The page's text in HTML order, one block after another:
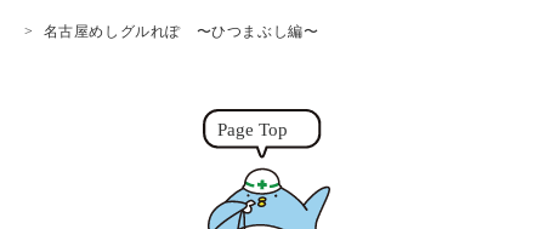
名古屋めしグルれぽ 〜ひつまぶし編〜